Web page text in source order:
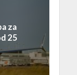
za
25